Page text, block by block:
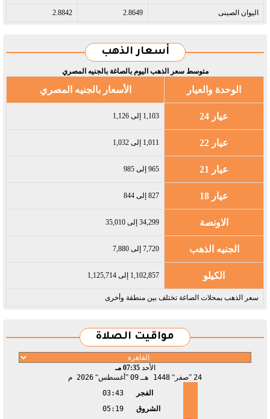
اليوان الصينى​ 2.8649
2.8842
أسعار الذهب
متوسط سعر الذهب اليوم بالصاغة بالجنيه المصري
الوحدة والعيار الأسعار بالجنيه المصري
عيار 24 1,103 إلى 1,126
عيار 22 1,011 إلى 1,032
عيار 21 965 إلى 985
عيار 18 827 إلى 844
الاونصة 34,299 إلى 35,010
الجنيه الذهب 7,720 إلى 7,880
الكيلو 1,102,857 إلى 1,125,714
سعر الذهب بمحلات الصاغة تختلف بين منطقة وأخرى
مواقيت الصلاة
الأحد07:35 مـ
24
صفر 1448 هـ 09 أغسطس 2026 م
الفجر
03:43
الشروق
05:19